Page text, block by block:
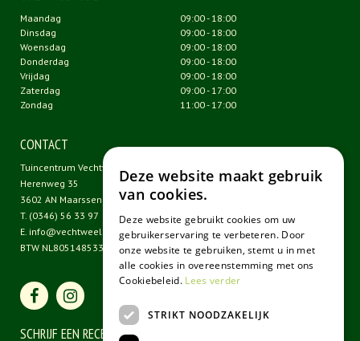
Maandag
09:00 - 18:00
Dinsdag
09:00 - 18:00
Woensdag
09:00 - 18:00
Donderdag
09:00 - 18:00
Vrijdag
09:00 - 18:00
Zaterdag
09:00 - 17:00
Zondag
11:00 - 17:00
CONTACT
Tuincentrum Vechtweelde
Herenweg 35
3602 AN Maarssen
T. (0346) 56 33 97
E. info@vechtweelde.nl
BTW NL805148533B01
SCHRIJF EEN RECENSIE
Deze website maakt gebruik
van cookies.
Deze website gebruikt cookies om uw
gebruikerservaring te verbeteren. Door
onze website te gebruiken, stemt u in met
alle cookies in overeenstemming met ons
Cookiebeleid. Lees verder
STRIKT NOODZAKELIJK